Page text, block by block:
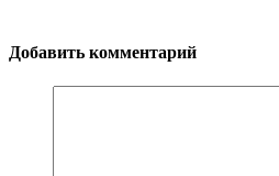
Добавить комментарий